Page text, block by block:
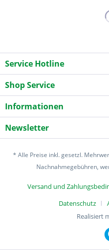
Service Hotline
Shop Service
Informationen
Newsletter
* Alle Preise inkl. gesetzl.
Nachnahmegebühren,
Versand und
Datenschutz
Realisiert